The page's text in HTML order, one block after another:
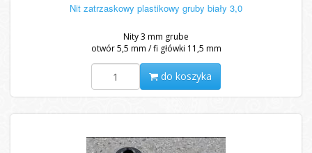
Nit zatrzaskowy plastikowy gruby biały 3,0
Nity 3 mm grube
otwór 5,5 mm / fi główki 11,5 mm
do koszyka